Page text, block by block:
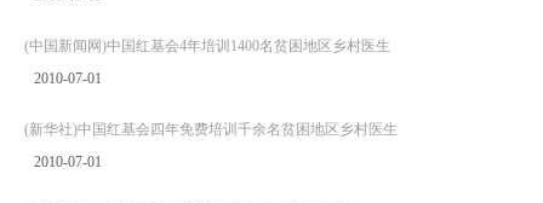
(中国新闻网)中国红基会4年培训1400名贫困地区乡村医生
2010-07-01
(新华社)中国红基会四年免费培训千余名贫困地区乡村医生
2010-07-01